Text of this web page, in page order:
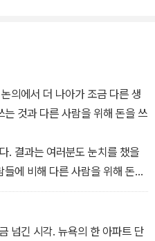
른 나라의 인권 문제에 개입하
행복한 삶의 조건, 행복한 국가
서는 우리를 둘러싼 자연환경
계 맺기에 대해 다뤘다. 3장에
따른 생활공간과 생활양식의
의에서 더 나아가 조금 다른 생
것과 다른 사람을 위해 돈을 쓰
. 결과는 여러분도 눈치를 챘을
에 비해 다른 사람을 위해 돈을
고 합니다. 사실 여기서 핵심은
을 속이고 사기 친 사람, 범죄
넘긴 시각. 뉴욕의 한 아파트 단